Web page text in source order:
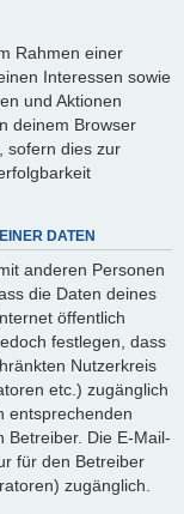
Rahmen einer
Interessen sowie
und Aktionen
deinem Browser
sofern dies zur
DATEN
anderen Personen
die Daten deines
öffentlich
festlegen, dass
Nutzerkreis
etc.) zugänglich
entsprechenden
Betreiber. Die E-Mail-
für den Betreiber
zugänglich.